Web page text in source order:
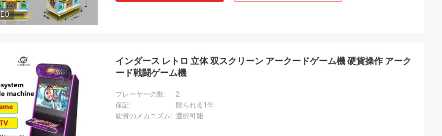
インダース レトロ 立体 双スクリーン アークードゲーム機 硬貨操作 アーク
ード戦闘ゲーム機
プレーヤーの数:
2
保証:
限られる1年
硬貨のメカニズム: 選択可能